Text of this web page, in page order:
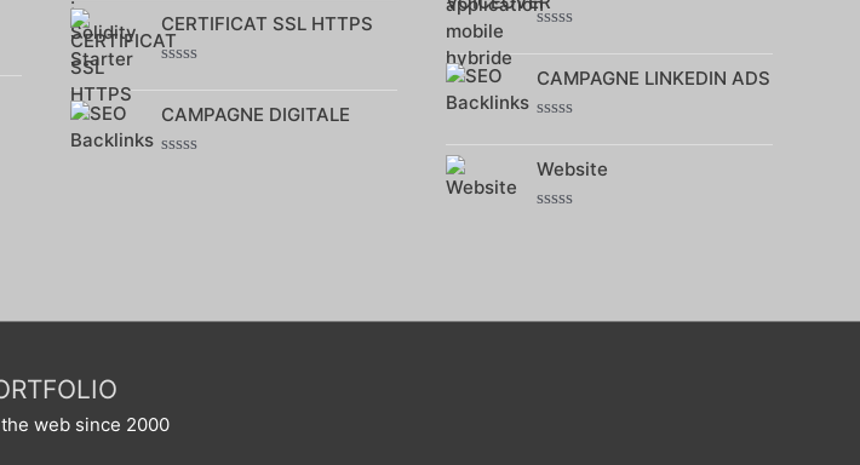
0
sur
5
CERTIFICAT SSL HTTPS
sur
CAMPAGNE DIGITALE
sur
5
sur
CAMPAGNE LINKEDIN ADS
sur
Website
web since 2000